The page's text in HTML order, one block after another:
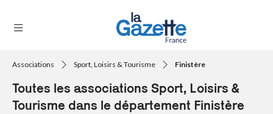
RÉGIONS
Associations Sport, Loisirs & Tourisme Finistère
Toutes les associations Sport, Loisirs &
Tourisme dans le département Finistère